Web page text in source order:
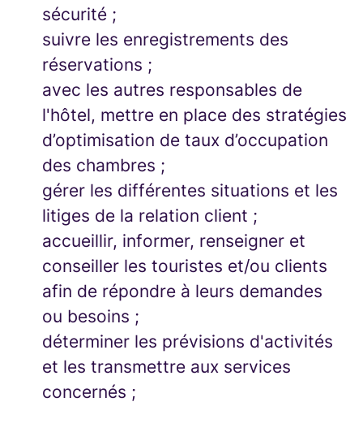
sécurité ;
suivre les enregistrements des
réservations ;
avec les autres responsables de
l'hôtel, mettre en place des stratégies
d’optimisation de taux d’occupation
des chambres ;
gérer les différentes situations et les
litiges de la relation client ;
accueillir, informer, renseigner et
conseiller les touristes et/ou clients
afin de répondre à leurs demandes
ou besoins ;
déterminer les prévisions d'activités
et les transmettre aux services
concernés ;